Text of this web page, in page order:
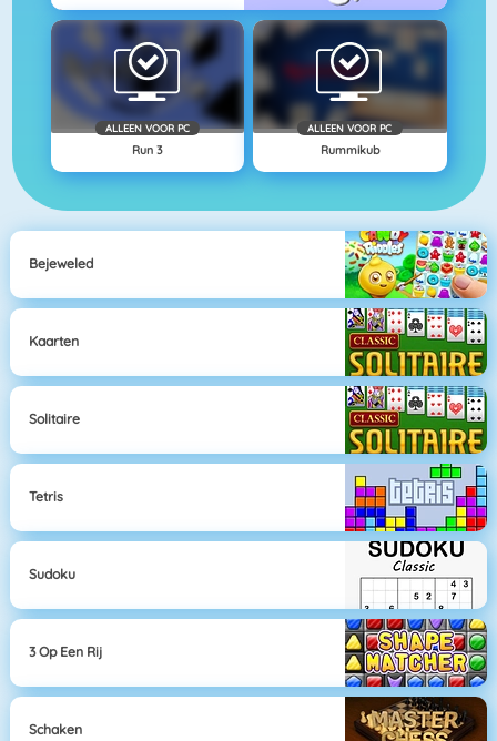
ALLEEN VOOR PC
Run 3
ALLEEN VOOR PC
Rummikub
Bejeweled
Kaarten
Solitaire
Tetris
Sudoku
3 Op Een Rij
Schaken